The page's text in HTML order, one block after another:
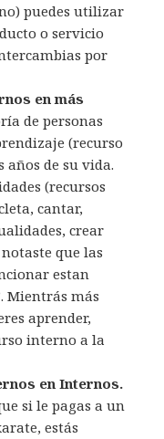
puedes utilizar
o servicio
por
en más
de personas
(recurso
de su vida.
(recursos
cantar,
crear
que las
estan
Mientrás más
aprender,
interno a la
en Internos.
si le pagas a un
estás